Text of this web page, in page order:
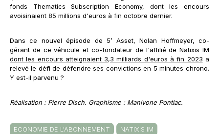
fonds Thematics Subscription Economy, dont les encours
avoisinaient 85 millions d'euros à fin octobre dernier.
Dans ce nouvel épisode de 5’ Asset, Nolan Hoffmeyer, co-
gérant de ce véhicule et co-fondateur de l'affilié de Natixis IM
dont les encours atteignaient 3,3 milliards d'euros à fin 2023 a
relevé le défi de défendre ses convictions en 5 minutes chrono.
Y est-il parvenu ?
Réalisation : Pierre Disch. Graphisme : Manivone Pontiac.
ECONOMIE DE L'ABONNEMENT
NATIXIS IM